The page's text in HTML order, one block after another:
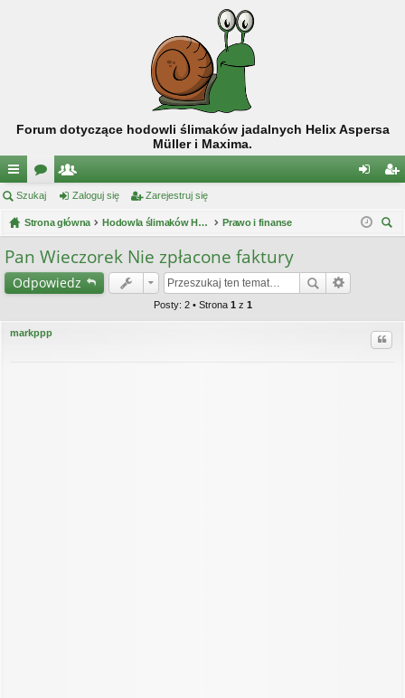
Forum dotyczące hodowli ślimaków jadalnych Helix Aspersa
Müller i Maxima.
ię
ce
j
…
or
a
ży
tk
w
og ej
si
Szukaj Zaloguj się Zarejestruj się
Strona główna Hodowla ślimaków Helix Aspersa Müller / Maxima
Prawo i finanse
Pan Wieczorek Nie zpłacone faktury
Odpowiedz
Posty: 2 • Strona 1 z 1
markppp